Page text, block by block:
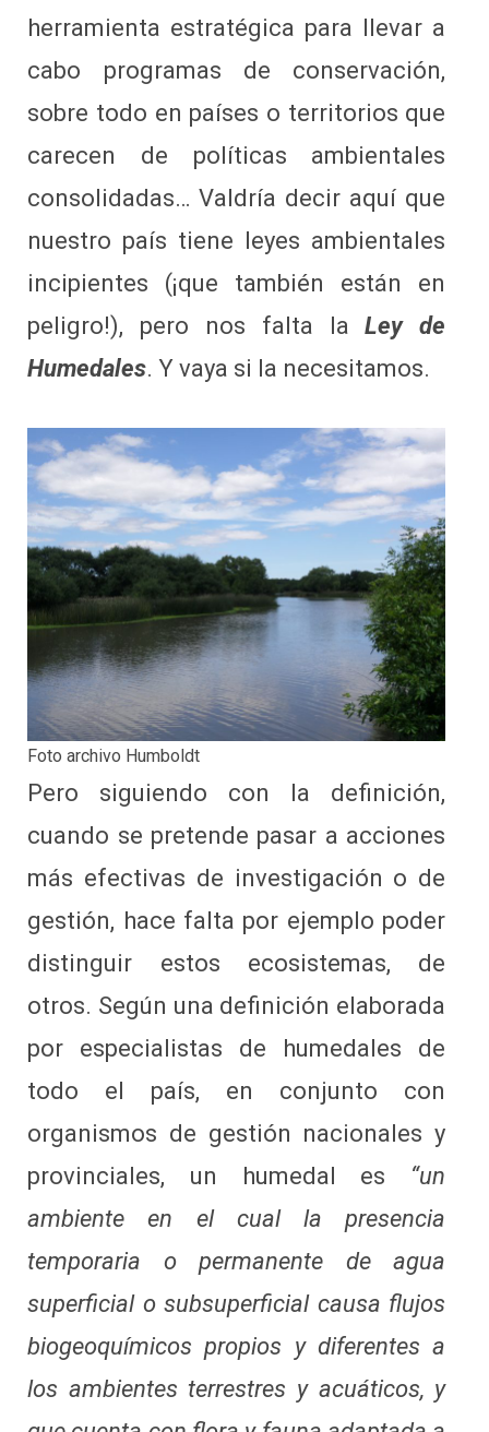
herramienta estratégica para llevar a
cabo programas de conservación,
sobre todo en países o territorios que
carecen de políticas ambientales
consolidadas… Valdría decir aquí que
nuestro país tiene leyes ambientales
incipientes (¡que también están en
peligro!), pero nos falta laLey de
Humedales. Y vaya si la necesitamos.
Foto archivo Humboldt
Pero siguiendo con la definición,
cuando se pretende pasar a acciones
más efectivas de investigación o de
gestión, hace falta por ejemplo poder
distinguir estos ecosistemas, de
otros. Según una definición elaborada
por especialistas de humedales de
todo el país, en conjunto con
organismos de gestión nacionales y
provinciales, un humedal es “un
ambiente en el cual la presencia
temporaria o permanente de agua
superficial o subsuperficial causa flujos
biogeoquímicos propios y diferentes a
los ambientes terrestres y acuáticos, y